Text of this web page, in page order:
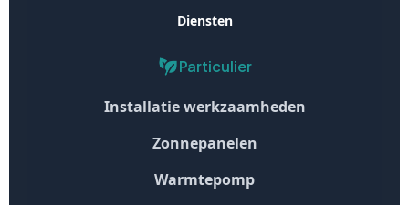
Diensten
Particulier
Installatie werkzaamheden
Zonnepanelen
Warmtepomp